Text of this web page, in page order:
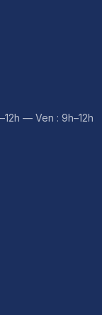
— Ven : 9h–12h